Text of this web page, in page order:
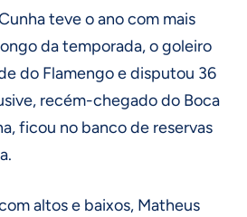
teve o ano com mais
da temporada, o goleiro
do Flamengo e disputou 36
recém-chegado do Boca
ficou no banco de reservas
altos e baixos, Matheus